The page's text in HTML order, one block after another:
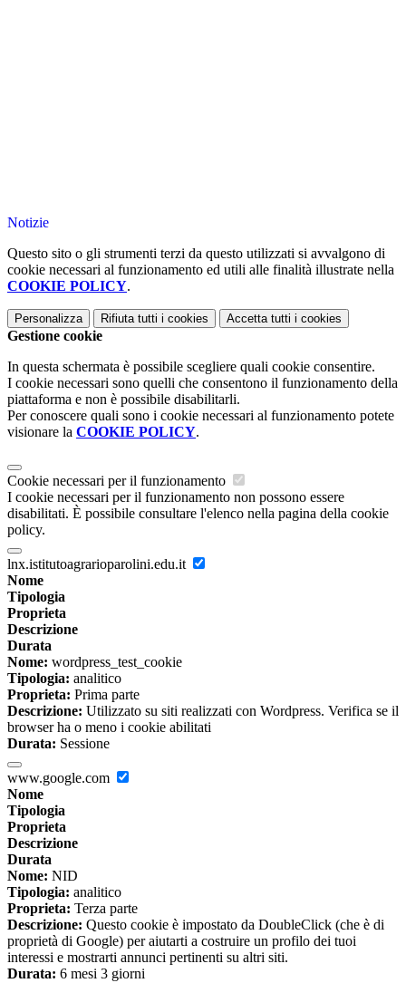
Notizie
Questo sito o gli strumenti terzi da questo utilizzati si avvalgono di
cookie necessari al funzionamento ed utili alle finalità illustrate nella
COOKIE POLICY.
Personalizza Rifiuta tutti i cookies Accetta tutti i cookies
Gestione cookie
In questa schermata è possibile scegliere quali cookie consentire.
I cookie necessari sono quelli che consentono il funzionamento della
piattaforma e non è possibile disabilitarli.
Per conoscere quali sono i cookie necessari al funzionamento potete
visionare la COOKIE POLICY.
Cookie necessari per il funzionamento
I cookie necessari per il funzionamento non possono essere
disabilitati. È possibile consultare l'elenco nella pagina della cookie
policy.
lnx.istitutoagrarioparolini.edu.it
Nome
Tipologia
Proprieta
Descrizione
Durata
Nome: wordpress_test_cookie
Tipologia: analitico
Proprieta: Prima parte
Descrizione: Utilizzato su siti realizzati con Wordpress. Verifica se il
browser ha o meno i cookie abilitati
Durata: Sessione
www.google.com
Nome
Tipologia
Proprieta
Descrizione
Durata
Nome: NID
Tipologia: analitico
Proprieta: Terza parte
Descrizione: Questo cookie è impostato da DoubleClick (che è di
proprietà di Google) per aiutarti a costruire un profilo dei tuoi
interessi e mostrarti annunci pertinenti su altri siti.
Durata: 6 mesi 3 giorni